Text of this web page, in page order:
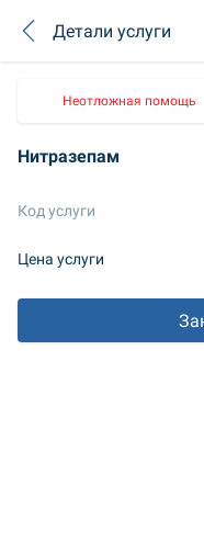
Детали услуги
Неотложная помощь
Нитразепам
Код услуги
Цена услуги